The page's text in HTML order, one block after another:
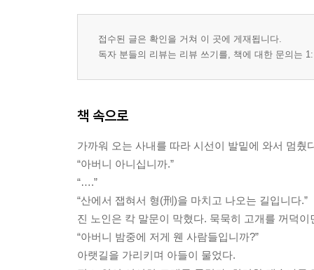
접수된 글은 확인을 거쳐 이 곳에 게재됩니다.
독자 분들의 리뷰는 리뷰 쓰기를, 책에 대한 문의는
책 속으로
가까워 오는 사내를 따라 시선이 발밑에 와서 멈췄
“아버니 아니십니까.”
“….”
“산에서 잽혀서 형(刑)을 마치고 나오는 길입니다.”
진 노인은 칵 말문이 막혔다. 묵묵히 고개를 꺼덕
“아버니 밤중에 저게 웬 사람들입니까?”
아랫길을 가리키며 아들이 물었다.